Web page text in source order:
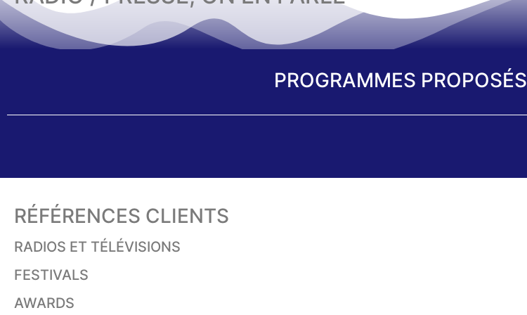
PROGRAMMES PROPOSÉS
RÉFÉRENCES CLIENTS
RADIOS ET TÉLÉVISIONS
FESTIVALS
AWARDS